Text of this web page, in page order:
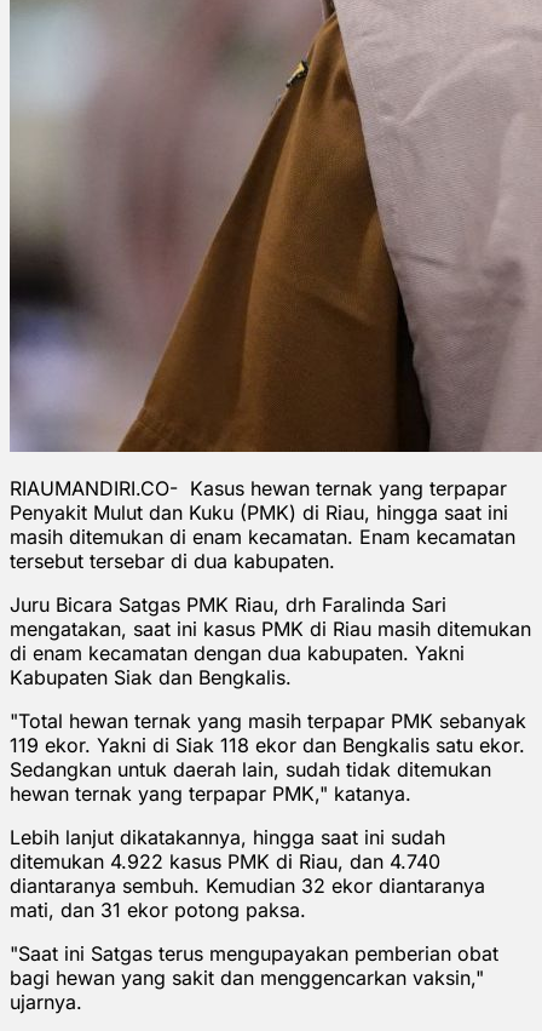
RIAUMANDIRI.CO- Kasus hewan ternak yang terpapar
Penyakit Mulut dan Kuku (PMK) di Riau, hingga saat ini
masih ditemukan di enam kecamatan. Enam kecamatan
tersebut tersebar di dua kabupaten.
Juru Bicara Satgas PMK Riau, drh Faralinda Sari
mengatakan, saat ini kasus PMK di Riau masih ditemukan
di enam kecamatan dengan dua kabupaten. Yakni
Kabupaten Siak dan Bengkalis.
"Total hewan ternak yang masih terpapar PMK sebanyak
119 ekor. Yakni di Siak 118 ekor dan Bengkalis satu ekor.
Sedangkan untuk daerah lain, sudah tidak ditemukan
hewan ternak yang terpapar PMK," katanya.
Lebih lanjut dikatakannya, hingga saat ini sudah
ditemukan 4.922 kasus PMK di Riau, dan 4.740
diantaranya sembuh. Kemudian 32 ekor diantaranya
mati, dan 31 ekor potong paksa.
"Saat ini Satgas terus mengupayakan pemberian obat
bagi hewan yang sakit dan menggencarkan vaksin,"
ujarnya.